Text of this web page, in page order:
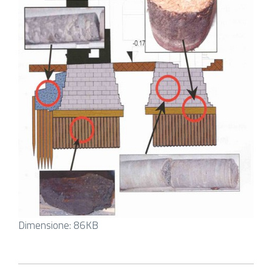
Contatti
Clicca
Dimensione: 86KB